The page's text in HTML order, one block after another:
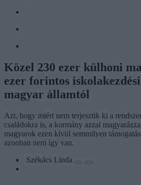
Közel 230 ezer külhoni
ezer forintos
magyar államtól
Azt, hogy miért nem terjesztik ki a
családokra is, a kormány azzal
magyarok ezen kívül semmilyen
azonban nem így van.
Székács Linda